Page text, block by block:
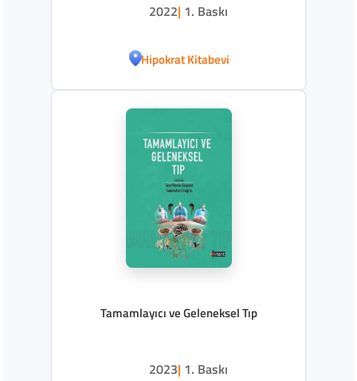
2022| 1. Baskı
Hipokrat Kitabevi
Tamamlayıcı ve Geleneksel Tıp
2023| 1. Baskı